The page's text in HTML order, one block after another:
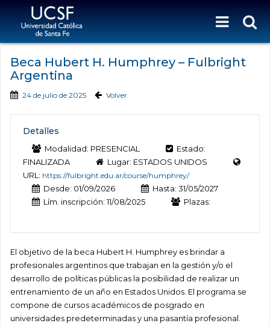
Beca Hubert H. Humphrey – Fulbright
Argentina
24 de julio de 2025 Volver
Detalles
Modalidad: PRESENCIAL
Estado:
FINALIZADA
Lugar: ESTADOS UNIDOS
URL: https://fulbright.edu.ar/course/humphrey/
Desde: 01/09/2026
Hasta: 31/05/2027
Lím. inscripción: 11/08/2025
Plazas:
El objetivo de la beca Hubert H. Humphrey es brindar a
profesionales argentinos que trabajan en la gestión y/o el
desarrollo de políticas públicas la posibilidad de realizar un
entrenamiento de un año en Estados Unidos. El programa se
compone de cursos académicos de posgrado en
universidades predeterminadas y una pasantía profesional.